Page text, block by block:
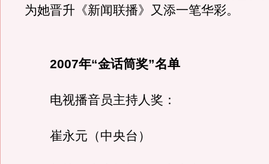
为她晋升《新闻联播》又添一笔华彩。
2007年“金话筒奖”名单
电视播音员主持人奖：
崔永元（中央台）